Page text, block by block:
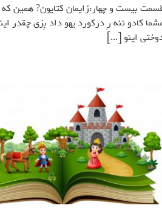
بيست و چهار:زايمان كتايون? همين كه
كادو ننه رِ دركورد يهو داد بِزي چقدر
اينو [...]